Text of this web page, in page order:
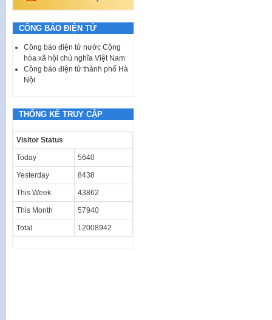
CÔNG BÁO ĐIỆN TỬ
Công báo điện tử nước Cộng
hòa xã hội chủ nghĩa Việt Nam
Công báo điện tử thành phố Hà
Nội
THỐNG KÊ TRUY CẬP
Visitor Status
Today 5640
Yesterday 8438
This Week 43862
This Month 57940
Total 12008942